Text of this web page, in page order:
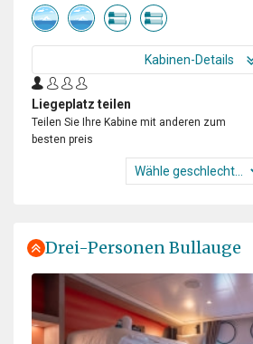
Kabinen-Details
Liegeplatz teilen
Teilen Sie Ihre Kabine mit anderen zum
besten preis
Drei-Personen Bullauge